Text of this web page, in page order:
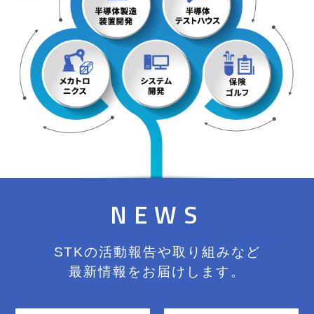
NEWS
STKの活動報告や取り組みなど
最新情報をお届けします。